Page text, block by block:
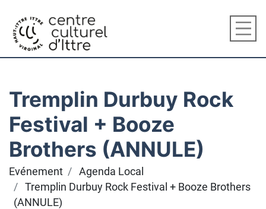
Tremplin Durbuy Rock
Festival + Booze
Brothers (ANNULE)
Evénement
Agenda Local
Tremplin Durbuy Rock Festival + Booze Brothers
(ANNULE)